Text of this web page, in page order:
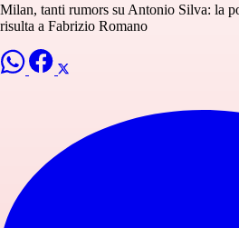
Milan, tanti rumors su Antonio Silva: la
risulta a Fabrizio Romano